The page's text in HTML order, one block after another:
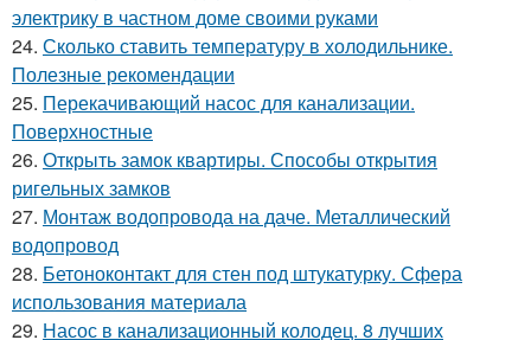
электрику в частном доме своими руками
24. Сколько ставить температуру в холодильнике.
Полезные рекомендации
25. Перекачивающий насос для канализации.
Поверхностные
26. Открыть замок квартиры. Способы открытия
ригельных замков
27. Монтаж водопровода на даче. Металлический
водопровод
28. Бетоноконтакт для стен под штукатурку. Сфера
использования материала
29. Насос в канализационный колодец. 8 лучших